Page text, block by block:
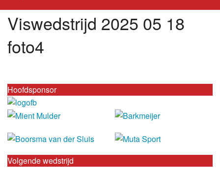
Viswedstrijd 2025 05 18
foto4
Hoofdsponsor
Volgende wedstrijd